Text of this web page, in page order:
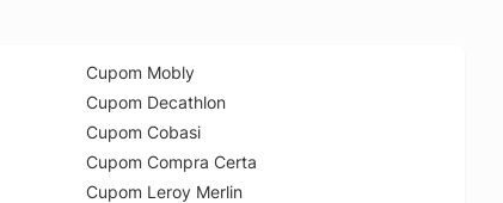
Cupom Mobly
Cupom Decathlon
Cupom Cobasi
Cupom Compra Certa
Cupom Leroy Merlin